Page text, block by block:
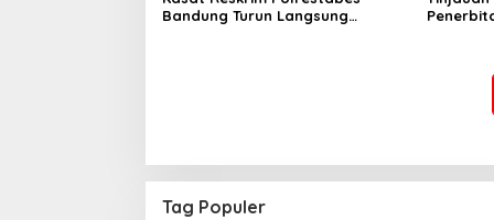
Bandung Turun Langsung
Tag Populer